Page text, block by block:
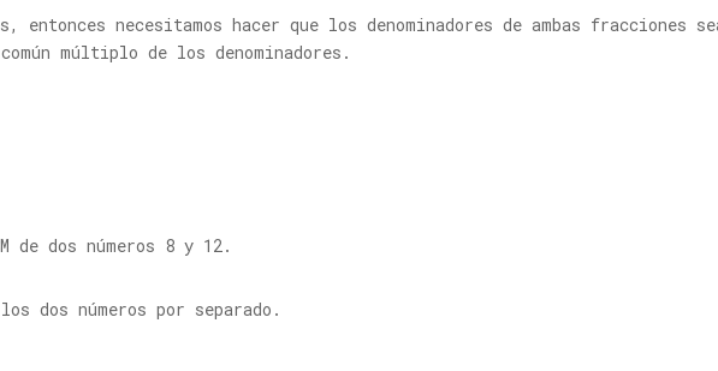
entonces necesitamos hacer que los denominadores de ambas fracciones
múltiplo de los denominadores.
de dos números 8 y 12.
dos números por separado.